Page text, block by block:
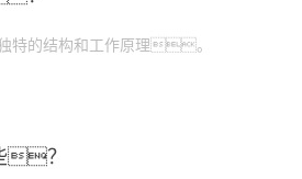
特的结构和工作原理。
？